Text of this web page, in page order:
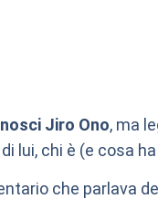
Jiro Ono, ma
lui, chi è (e cosa
che parlava